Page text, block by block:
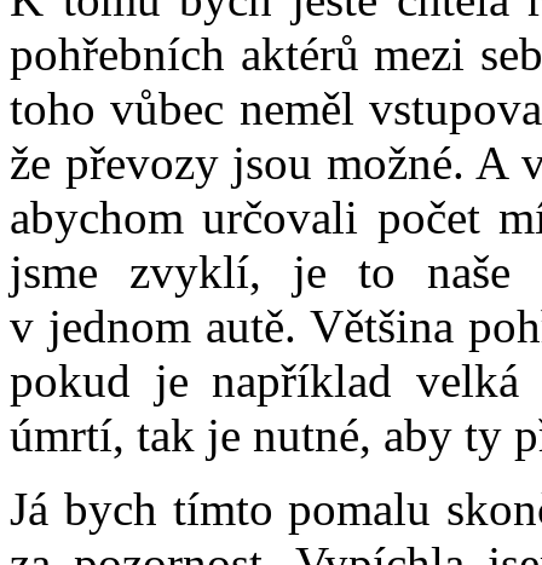
pohřebních aktérů mezi
toho vůbec neměl
že převozy jsou možné. A
abychom určovali počet
jsme zvyklí, je to naše
v jednom autě. Většina
pokud je například velká
úmrtí, tak je nutné, aby ty
Já bych tímto pomalu